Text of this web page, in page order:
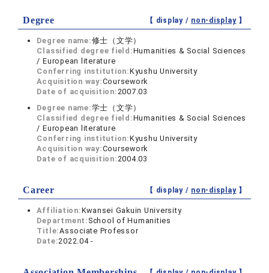
Degree 【 display / non-display】
Degree name:修士（文学）
Classified degree field:Humanities & Social Sciences
/ European literature
Conferring institution:Kyushu University
Acquisition way:Coursework
Date of acquisition: 2007.03
Degree name:学士（文学）
Classified degree field:Humanities & Social Sciences
/ European literature
Conferring institution:Kyushu University
Acquisition way:Coursework
Date of acquisition: 2004.03
Career 【 display / non-display】
Affiliation:Kwansei Gakuin University
Department: School of Humanities
Title:Associate Professor
Date:2022.04 -